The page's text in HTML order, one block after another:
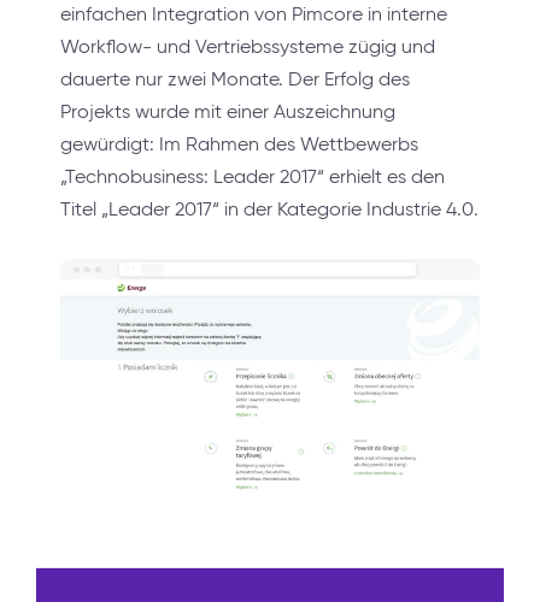
einfachen Integration von Pimcore in interne
Workflow- und Vertriebssysteme zügig und
dauerte nur zwei Monate. Der Erfolg des
Projekts wurde mit einer Auszeichnung
gewürdigt: Im Rahmen des Wettbewerbs
„Technobusiness: Leader 2017“ erhielt es den
Titel „Leader 2017“ in der Kategorie Industrie 4.0.